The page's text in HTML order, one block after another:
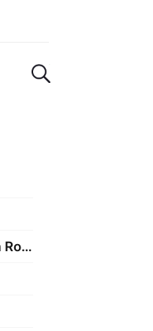
Поиск по сайту
Подтверждение возраста Roblox